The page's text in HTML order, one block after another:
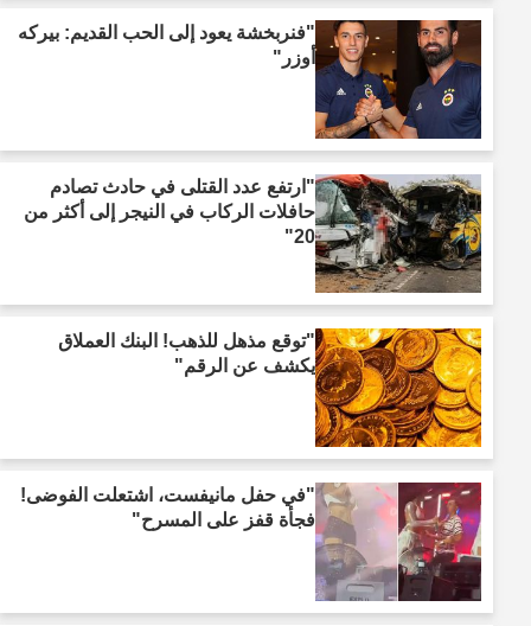
"فنربخشة يعود إلى الحب القديم: بيركه
أوزر"
"ارتفع عدد القتلى في حادث تصادم
حافلات الركاب في النيجر إلى أكثر من
20"
"توقع مذهل للذهب! البنك العملاق
يكشف عن الرقم"
"في حفل مانيفست، اشتعلت الفوضى!
فجأة قفز على المسرح"